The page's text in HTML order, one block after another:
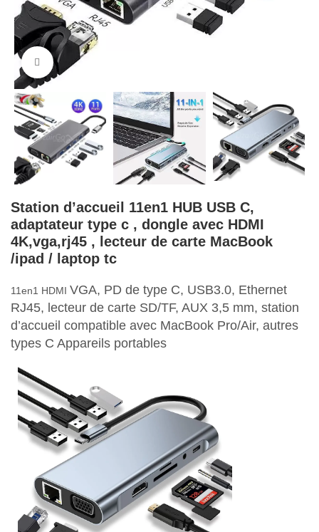
Cliquez pour agrandir
Station d’accueil 11en1 HUB USB C,
adaptateur type c , dongle avec HDMI
4K,vga,rj45 , lecteur de carte MacBook
/ipad / laptop tc
11en1 HDMIVGA, PD de type C, USB3.0, Ethernet
RJ45, lecteur de carte SD/TF, AUX 3,5 mm, station
d’accueil compatible avec MacBook Pro/Air, autres
types C Appareils portables